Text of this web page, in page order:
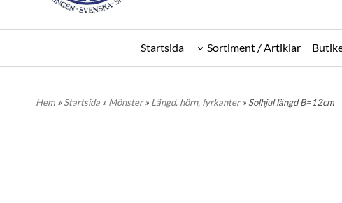
Startsida Sortiment / Artiklar
Hem » Startsida » Mönster» Längd, hörn, fyrkanter» Solhjul längd B=12cm